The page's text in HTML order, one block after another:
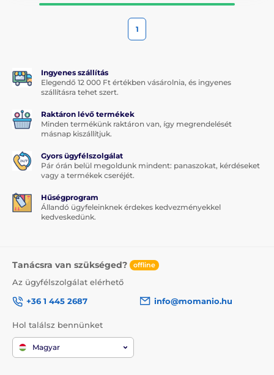
1
Ingyenes szállítás
Elegendő 12 000 Ft értékben vásárolnia, és ingyenes
szállításra tehet szert.
Raktáron lévő termékek
Minden termékünk raktáron van, így megrendelését
másnap kiszállítjuk.
Gyors ügyfélszolgálat
Pár órán belül megoldunk mindent: panaszokat, kérdéseket
vagy a termékek cseréjét.
Hűségprogram
Állandó ügyfeleinknek érdekes kedvezményekkel
kedveskedünk.
Tanácsra van szükséged? offline
Az ügyfélszolgálat elérhető
+36 1 445 2687
info@momanio.hu
Hol találsz bennünket
Magyar